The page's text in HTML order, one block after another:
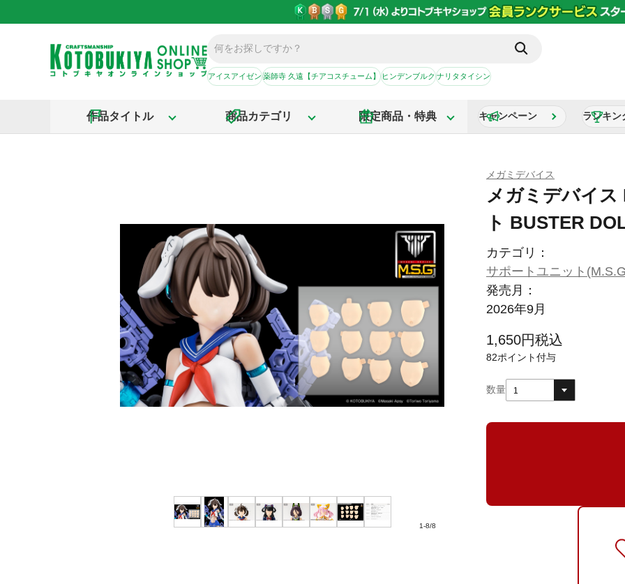
アイスアイゼン薬師寺 久遠【チアコスチューム】ヒンデンブルクナリタタイシン
作品タイトル 商品カテゴリ 限定商品・特典 キャンペーン ランキン
1-8/8
メガミデバイス
メガミデバイス
ト BUSTER
カテゴリ：
サポートユニット
発売月：
2026年9月
1,650円税込
82ポイント付与
数量 1